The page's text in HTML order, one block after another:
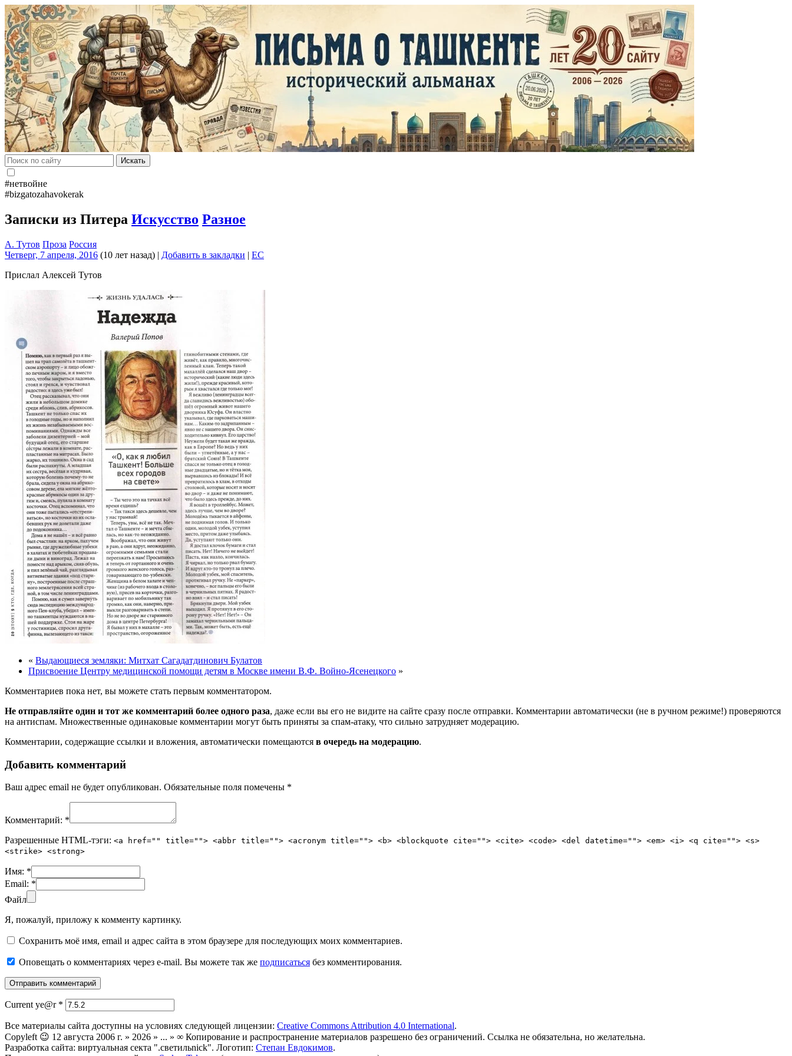
Искать
#нетвойне
#bizgatozahavokerak
Записки из Питера Искусство Разное
А. Тутов Проза Россия
Четверг, 7 апреля, 2016 (10 лет назад) | Добавить в закладки | EC
Прислал Алексей Тутов
« Выдающиеся земляки: Митхат Сагадатдинович Булатов
Присвоение Центру медицинской помощи детям в Москве имени В.Ф. Войно-Ясенецкого »
Комментариев пока нет, вы можете стать первым комментатором.
Не отправляйте один и тот же комментарий более одного раза, даже если вы его не видите на сайте сразу после отправки. Комментарии автоматически (не в ручном режиме!) проверяются
на антиспам. Множественные одинаковые комментарии могут быть приняты за спам-атаку, что сильно затрудняет модерацию.
Комментарии, содержащие ссылки и вложения, автоматически помещаются в очередь на модерацию.
Добавить комментарий
Ваш адрес email не будет опубликован. Обязательные поля помечены *
Комментарий: *
Разрешенные HTML-тэги: <a href="" title=""> <abbr title=""> <acronym title=""> <b> <blockquote cite=""> <cite> <code> <del datetime=""> <em> <i> <q cite=""> <s>
<strike> <strong>
Имя: *
Email: *
Файл
Я, пожалуй, приложу к комменту картинку.
Сохранить моё имя, email и адрес сайта в этом браузере для последующих моих комментариев.
Оповещать о комментариях через e-mail. Вы можете так же подписаться без комментирования.
Current ye@r *
Все материалы сайта доступны на условиях следующей лицензии: Creative Commons Attribution 4.0 International.
Copyleft 😉 12 августа 2006 г. » 2026 » ... » ∞ Копирование и распространение материалов разрешено без ограничений. Ссылка не обязательна, но желательна.
Разработка сайта: виртуальная секта ".светильnick". Логотип: Степан Евдокимов.